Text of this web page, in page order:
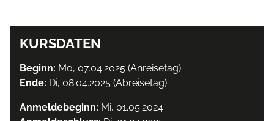
KURSDATEN
Beginn: Mo, 07.04.2025 (Anreisetag)
Ende: Di, 08.04.2025 (Abreisetag)
Anmeldebeginn: Mi, 01.05.2024